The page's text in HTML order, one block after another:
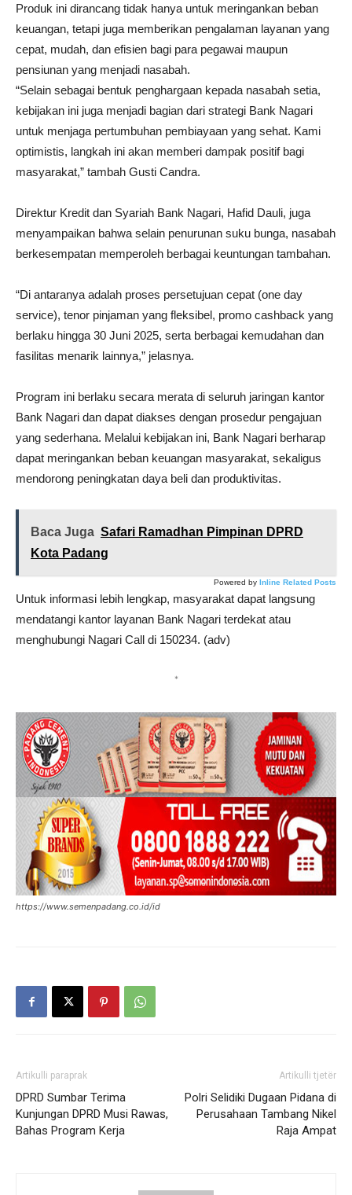
Produk ini dirancang tidak hanya untuk meringankan beban
keuangan, tetapi juga memberikan pengalaman layanan yang
cepat, mudah, dan efisien bagi para pegawai maupun
pensiunan yang menjadi nasabah.
“Selain sebagai bentuk penghargaan kepada nasabah setia,
kebijakan ini juga menjadi bagian dari strategi Bank Nagari
untuk menjaga pertumbuhan pembiayaan yang sehat. Kami
optimistis, langkah ini akan memberi dampak positif bagi
masyarakat,” tambah Gusti Candra.
Direktur Kredit dan Syariah Bank Nagari, Hafid Dauli, juga
menyampaikan bahwa selain penurunan suku bunga, nasabah
berkesempatan memperoleh berbagai keuntungan tambahan.
“Di antaranya adalah proses persetujuan cepat (one day
service), tenor pinjaman yang fleksibel, promo cashback yang
berlaku hingga 30 Juni 2025, serta berbagai kemudahan dan
fasilitas menarik lainnya,” jelasnya.
Program ini berlaku secara merata di seluruh jaringan kantor
Bank Nagari dan dapat diakses dengan prosedur pengajuan
yang sederhana. Melalui kebijakan ini, Bank Nagari berharap
dapat meringankan beban keuangan masyarakat, sekaligus
mendorong peningkatan daya beli dan produktivitas.
Baca Juga Safari Ramadhan Pimpinan DPRD
Kota Padang
Powered by Inline Related Posts
Untuk informasi lebih lengkap, masyarakat dapat langsung
mendatangi kantor layanan Bank Nagari terdekat atau
menghubungi Nagari Call di 150234. (adv)
*
https://www.semenpadang.co.id/id
Artikulli paraprak
DPRD Sumbar Terima
Kunjungan DPRD Musi Rawas,
Bahas Program Kerja
Artikulli tjetër
Polri Selidiki Dugaan Pidana di
Perusahaan Tambang Nikel
Raja Ampat